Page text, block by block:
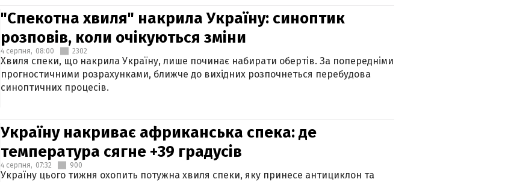
"Спекотна хвиля" накрила Україну: синоптик
розповів, коли очікуються зміни
4 серпня, 08:00 2302
Хвиля спеки, що накрила Україну, лише починає набирати обертів. За попередніми
прогностичними розрахунками, ближче до вихідних розпочнеться перебудова
синоптичних процесів.
Україну накриває африканська спека: де
температура сягне +39 градусів
4 серпня, 07:32 900
Україну цього тижня охопить потужна хвиля спеки, яку принесе антициклон та